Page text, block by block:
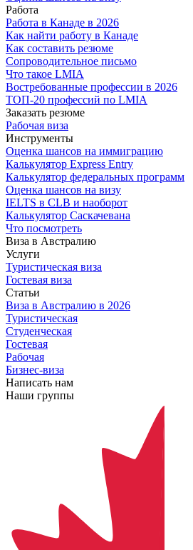
Работа
Работа в Канаде в 2026
Как найти работу в Канаде
Как составить резюме
Сопроводительное письмо
Что такое LMIA
Востребованные профессии в 2026
ТОП-20 профессий по LMIA
Заказать резюме
Рабочая виза
Инструменты
Оценка шансов на иммиграцию
Калькулятор Express Entry
Калькулятор федеральных программ
Оценка шансов на визу
IELTS в CLB и наоборот
Калькулятор Саскачевана
Что посмотреть
Виза в Австралию
Услуги
Туристическая виза
Гостевая виза
Статьи
Виза в Австралию в 2026
Туристическая
Студенческая
Гостевая
Рабочая
Бизнес-виза
Написать нам
Наши группы